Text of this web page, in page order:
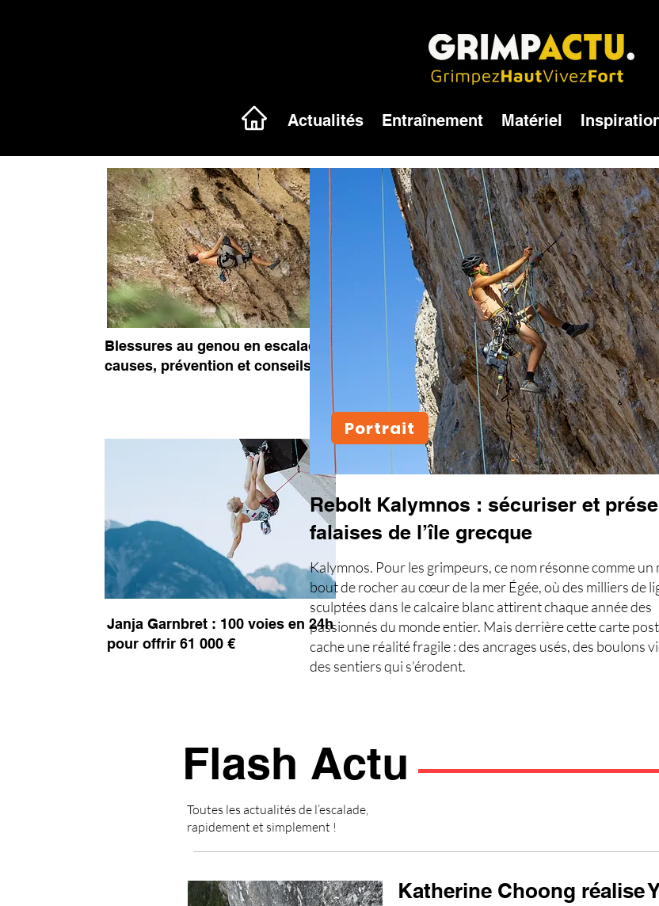
Actualités Entraînement Matériel
Blessures au genou en escalade :
causes, prévention et conseils
Janja Garnbret : 100 voies en 24h
pour offrir 61 000 €
Portrait
Rebolt Kalymnos : sécuriser et
falaises de l’île grecque
Kalymnos. Pour les grimpeurs, ce nom résonne comme un
bout de rocher au cœur de la mer Égée, où des milliers de
sculptées dans le calcaire blanc attirent chaque année des
passionnés du monde entier. Mais derrière cette carte
cache une réalité fragile : des ancrages usés, des boulons
des sentiers qui s’érodent.
Flash Actu
Toutes les actualités de l’escalade,
rapidement et simplement !
Katherine Choong réalise